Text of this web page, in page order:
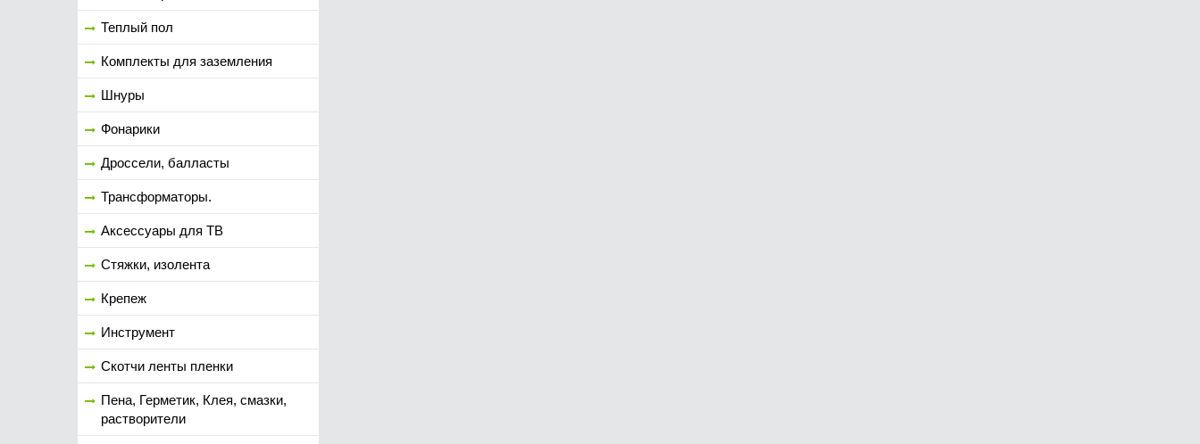
Теплый пол
Комплекты для заземления
Шнуры
Фонарики
Дроссели, балласты
Трансформаторы.
Аксессуары для ТВ
Стяжки, изолента
Крепеж
Инструмент
Скотчи ленты пленки
Пена, Герметик, Клея, смазки,
растворители